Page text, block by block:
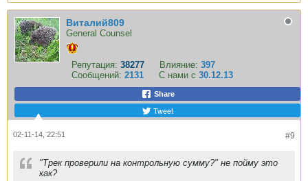
Виталий809
General Counsel
Репутация: 38277 Влияние: 397
Сообщений: 2131 С нами с 30.12.13
Share
Tweet
#9
02-11-14, 22:51
"Трек проверили на контрольную сумму?" не пойму это
как?